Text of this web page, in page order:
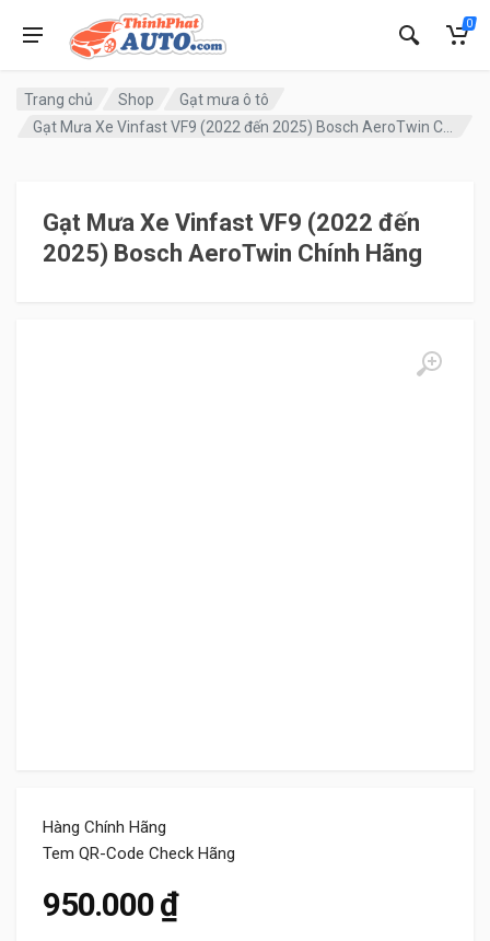
0
Trang chủ Shop
Gạt mưa ô tô
Gạt Mưa Xe Vinfast VF9 (2022 đến
2025) Bosch AeroTwin Chính Hãng
Hàng Chính Hãng
Tem QR-Code Check Hãng
950.000₫